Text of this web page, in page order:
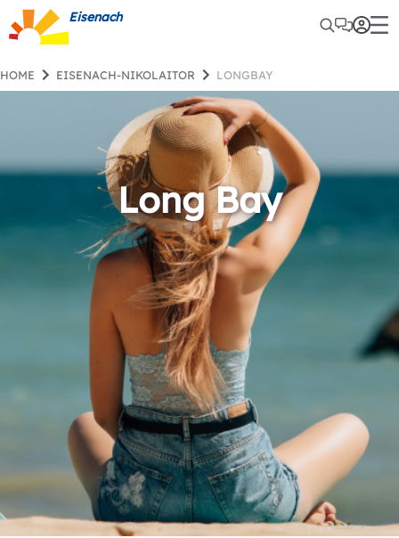
Eisenach
HOME EISENACH-NIKOLAITOR LONGBAY
Long Bay